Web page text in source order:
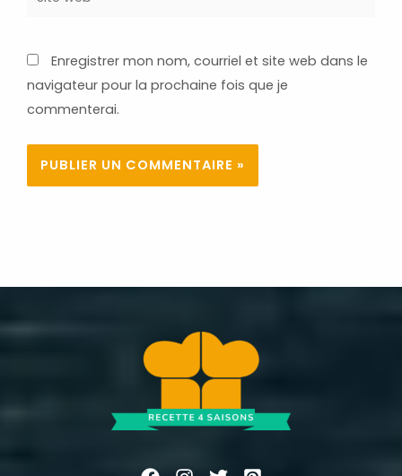
Enregistrer mon nom, courriel et site web dans le
navigateur pour la prochaine fois que je
commenterai.